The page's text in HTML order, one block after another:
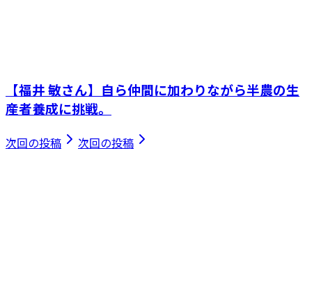
【福井 敏さん】自ら仲間に加わりながら半農の生
産者養成に挑戦。
次回の投稿 次回の投稿